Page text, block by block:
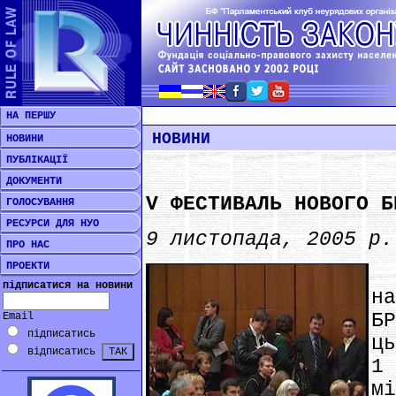
НА ПЕРШУ
НОВИНИ
ПУБЛІКАЦІЇ
ДОКУМЕНТИ
ГОЛОСУВАННЯ
РЕСУРСИ ДЛЯ НУО
ПРО НАС
ПРОЕКТИ
підписатися на новини
Email
підписатись
відписатись
НОВИНИ
V ФЕСТИВАЛЬ НОВОГО
9 листопада, 2005 р.
1